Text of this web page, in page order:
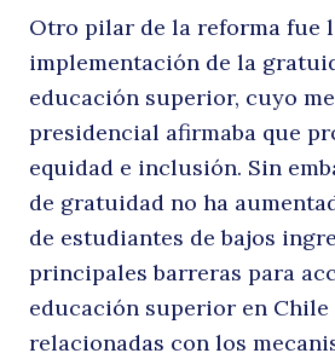
Otro pilar de la reforma fue
implementación de la
educación superior, cuyo
presidencial afirmaba que
equidad e inclusión. Sin
de gratuidad no ha
de estudiantes de bajos
principales barreras para
educación superior en Chile
relacionadas con los